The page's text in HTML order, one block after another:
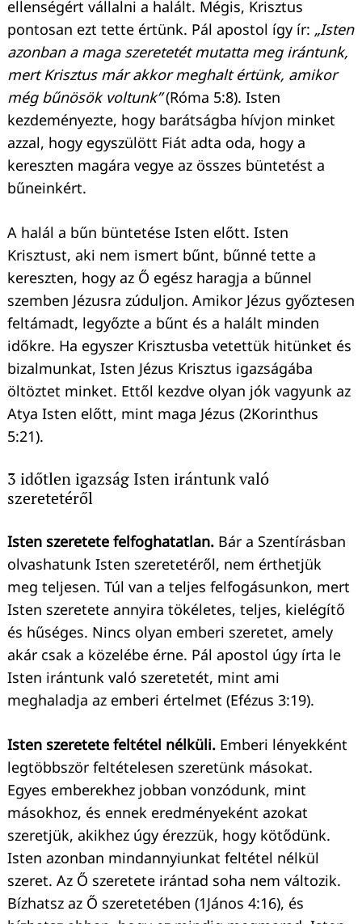
ellenségért vállalni a halált. Mégis, Krisztus
pontosan ezt tette értünk. Pál apostol így ír: „Isten
azonban a maga szeretetét mutatta meg irántunk,
mert Krisztus már akkor meghalt értünk, amikor
még bűnösök voltunk”(Róma 5:8). Isten
kezdeményezte, hogy barátságba hívjon minket
azzal, hogy egyszülött Fiát adta oda, hogy a
kereszten magára vegye az összes büntetést a
bűneinkért.
A halál a bűn büntetése Isten előtt. Isten
Krisztust, aki nem ismert bűnt, bűnné tette a
kereszten, hogy az Ő egész haragja a bűnnel
szemben Jézusra zúduljon. Amikor Jézus győztesen
feltámadt, legyőzte a bűnt és a halált minden
időkre. Ha egyszer Krisztusba vetettük hitünket és
bizalmunkat, Isten Jézus Krisztus igazságába
öltöztet minket. Ettől kezdve olyan jók vagyunk az
Atya Isten előtt, mint maga Jézus (2Korinthus
5:21).
3 időtlen igazság Isten irántunk való
szeretetéről
Isten szeretete felfoghatatlan. Bár a Szentírásban
olvashatunk Isten szeretetéről, nem érthetjük
meg teljesen. Túl van a teljes felfogásunkon, mert
Isten szeretete annyira tökéletes, teljes, kielégítő
és hűséges. Nincs olyan emberi szeretet, amely
akár csak a közelébe érne. Pál apostol úgy írta le
Isten irántunk való szeretetét, mint ami
meghaladja az emberi értelmet (Efézus 3:19).
Isten szeretete feltétel nélküli. Emberi lényekként
legtöbbször feltételesen szeretünk másokat.
Egyes emberekhez jobban vonzódunk, mint
másokhoz, és ennek eredményeként azokat
szeretjük, akikhez úgy érezzük, hogy kötődünk.
Isten azonban mindannyiunkat feltétel nélkül
szeret. Az Ő szeretete irántad soha nem változik.
Bízhatsz az Ő szeretetében (1János 4:16), és